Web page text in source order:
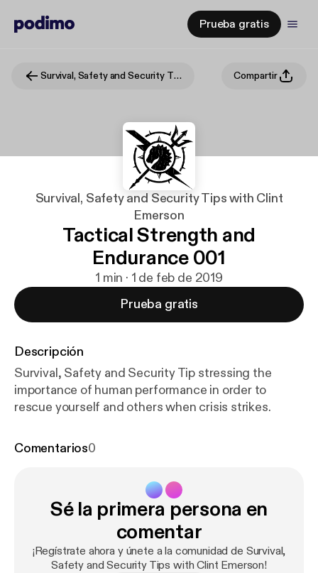
Prueba gratis
Survival, Safety and Security Tips with Clint Emerson Compartir
Survival, Safety and Security Tips with Clint
Emerson
Tactical Strength and
Endurance 001
1 min · 1 de feb de 2019
Prueba gratis
Descripción
Survival, Safety and Security Tip stressing the
importance of human performance in order to
rescue yourself and others when crisis strikes.
Comentarios0
Sé la primera persona en
comentar
¡Regístrate ahora y únete a la comunidad de Survival,
Safety and Security Tips with Clint Emerson!